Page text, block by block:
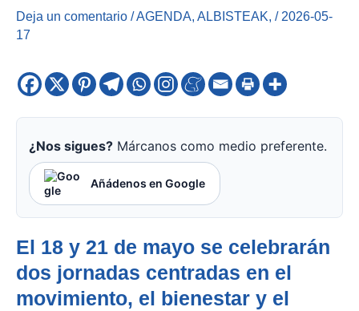
Deja un comentario /AGENDA, ALBISTEAK, / 2026-05-
17
¿Nos sigues? Márcanos como medio preferente.
Añádenos en Google
El 18 y 21 de mayo se celebrarán
dos jornadas centradas en el
movimiento, el bienestar y el